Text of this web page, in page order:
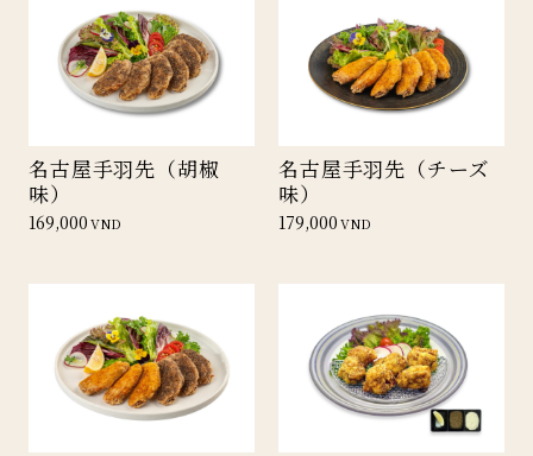
名古屋手羽先（胡椒
味）
169,000VND
名古屋手羽先（チーズ
味）
179,000VND